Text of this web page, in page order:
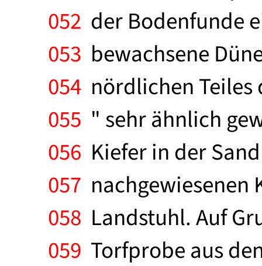
052 der Bodenfunde
053 bewachsene
054 nördlichen Teiles
055 " sehr ähnlich
056 Kiefer in der
057 nachgewiesenen
058 Landstuhl. Auf
059 Torfprobe aus